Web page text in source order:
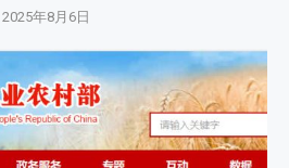
2025年8月6日